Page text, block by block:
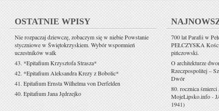
OSTATNIE WPISY
Nie rozpaczaj dziewczę, zobaczym się w niebie Powstanie
styczniowe w Świętokrzyskiem. Wybór wspomnień
uczestników walk
43. *Epitafium Krzysztofa Strasza*
42. *Epitafium Aleksandra Krezy z Bobolic*
41. Epitafium Ernsta Wilhelma von Derfelden
40. Epitafium Jana Jędrzejko
700 lat Parafii w
PEŁCZYSKA
pińczowski.
O architekturze
Rzeczpospolitej –
Dwór
80. rocznica
MojeLipsko.info-
1941)